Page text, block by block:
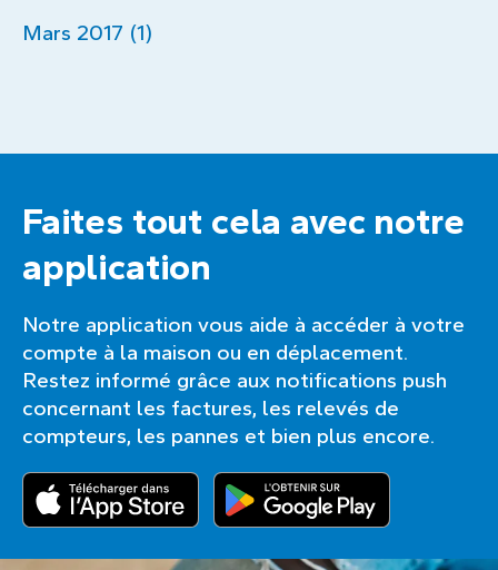
Mars 2017 (1)
Faites tout cela avec notre
application
Notre application vous aide à accéder à votre
compte à la maison ou en déplacement.
Restez informé grâce aux notifications push
concernant les factures, les relevés de
compteurs, les pannes et bien plus encore.